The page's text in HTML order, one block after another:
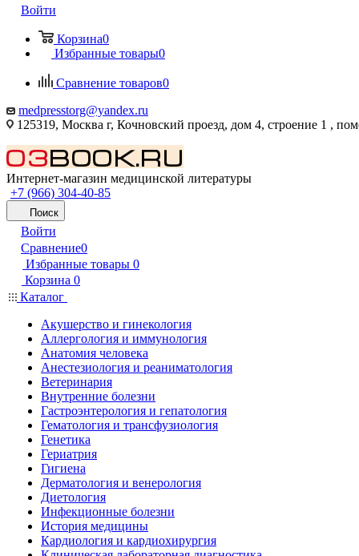
Войти
Корзина0
Избранные товары0
Сравнение товаров0
medpresstorg@yandex.ru
125319, Москва г, Кочновский проезд, дом 4, строение 1 ,
Интернет-магазин медицинской литературы
+7 (966) 304-40-85
Поиск
Войти
Сравнение0
Избранные товары 0
Корзина 0
Каталог
Акушерство и гинекология
Аллергология и иммунология
Анатомия человека
Анестезиология и реаниматология
Ветеринария
Внутренние болезни
Гастроэнтерология и гепатология
Гематология и трансфузиология
Генетика
Гериатрия
Гигиена
Дерматология и венерология
Диетология
Инфекционные болезни
История медицины
Кардиология и кардиохирургия